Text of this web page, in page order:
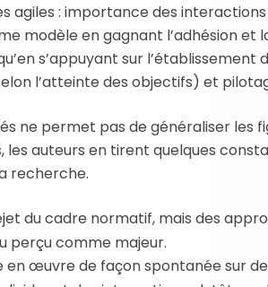
agiles : importance des
modèle en gagnant l’adhésion et
s’appuyant sur l’établissement
l’atteinte des objectifs) et
ne permet pas de généraliser les
les auteurs en tirent quelques
recherche.
du cadre normatif, mais des
perçu comme majeur.
en œuvre de façon spontanée sur